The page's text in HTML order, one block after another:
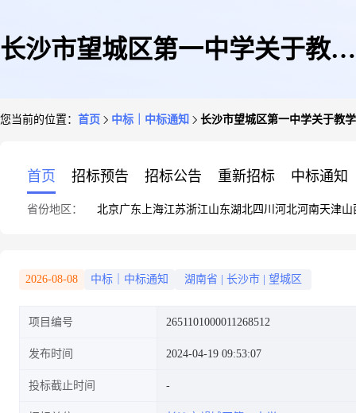
长沙市望城区第一中学关于教学
您当前的位置： 首页 中标｜中标通知 长沙市望城区第一中学关于教
首页 招标预告 招标公告 重新招标 中标通知
省份地区： 北京广东 上海江苏浙江山东湖北四川 河北河南天津山
2026-08-08 中标｜中标通知 湖南省 长沙市 望城区
项目编号 2651101000011268512
发布时间 2024-04-19 09:53:07
投标截止时间